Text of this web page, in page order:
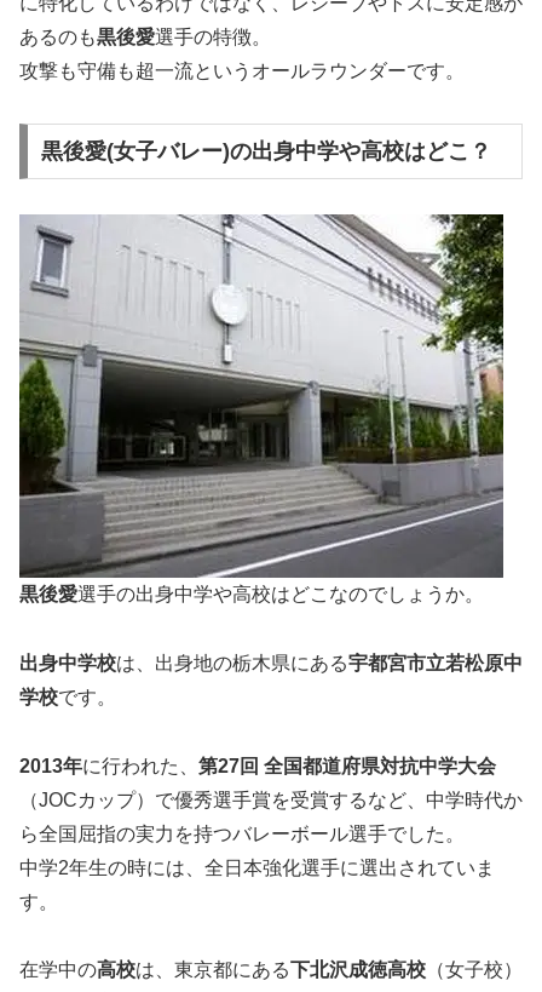
あるのも黒後愛選手の特徴。
攻撃も守備も超一流というオールラウンダーです。
黒後愛(女子バレー)の出身中学や高校はどこ？
黒後愛選手の出身中学や高校はどこなのでしょうか。
出身中学校は、出身地の栃木県にある宇都宮市立若松原中
学校です。
2013年に行われた、 第27回 全国都道府県対抗中学大会
（JOCカップ）で優秀選手賞を受賞するなど、中学時代か
ら全国屈指の実力を持つバレーボール選手でした。
中学2年生の時には、全日本強化選手に選出されていま
す。
在学中の高校は、東京都にある下北沢成徳高校 （女子校）